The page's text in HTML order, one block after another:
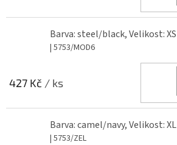
Barva: steel/black, Velikost: XS
| 5753/MOD6
427 Kč / ks
Barva: camel/navy, Velikost: XL
| 5753/ZEL